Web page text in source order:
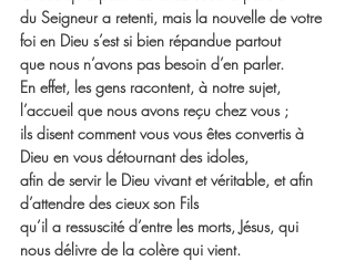
du Seigneur a retenti, mais la nouvelle de votre
foi en Dieu s’est si bien répandue partout
que nous n’avons pas besoin d’en parler.
En effet, les gens racontent, à notre sujet,
l’accueil que nous avons reçu chez vous ;
ils disent comment vous vous êtes convertis à
Dieu en vous détournant des idoles,
afin de servir le Dieu vivant et véritable, et afin
d’attendre des cieux son Fils
qu’il a ressuscité d’entre les morts, Jésus, qui
nous délivre de la colère qui vient.